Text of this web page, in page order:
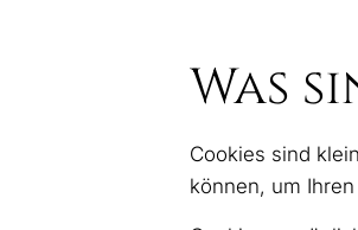
Was
Cookies sind
können, um